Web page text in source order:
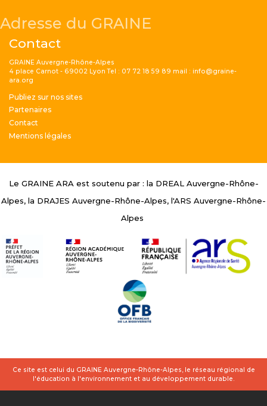
Adresse du GRAINE
Contact
GRAINE Auvergne-Rhône-Alpes
4 place Carnot - 69002 Lyon Tel : 07 72 18 59 89 mail : info@graine-
ara.org
Menu Pied de page
Publiez sur nos sites
Partenaires
Contact
Mentions légales
Le GRAINE ARA est soutenu par : la DREAL Auvergne-Rhône-
Alpes, la DRAJES Auvergne-Rhône-Alpes, l'ARS Auvergne-Rhône-
Alpes
Ce site est celui du GRAINE Auvergne-Rhône-Alpes, le réseau régional de
l'éducation à l'environnement et au développement durable.